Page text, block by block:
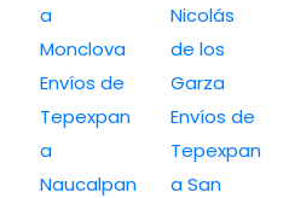
a
Monclova
Envíos de
Tepexpan
a
Naucalpan
Nicolás
de los
Garza
Envíos de
Tepexpan
a San